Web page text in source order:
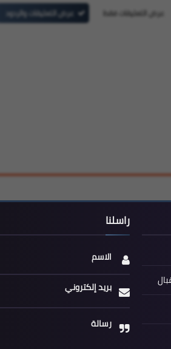
عرض التعليقات فقط عرض التعليقات والردود
راسلنا
الاسم
بريد إلكتروني
رسالة